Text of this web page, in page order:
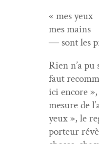
« mes yeux
mes mains
― sont les
Rien n’a pu
faut
ici encore »,
mesure de
yeux », le
por­teur